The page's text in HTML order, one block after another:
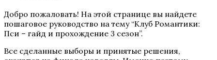
Te Amo. Том 2
Добро пожаловать! На этой странице вы найдете
пошаговое руководство на тему “Клуб Романтики:
Пси – гайд и прохождение 3 сезон”.
Все сделанные выборы и принятые решения,